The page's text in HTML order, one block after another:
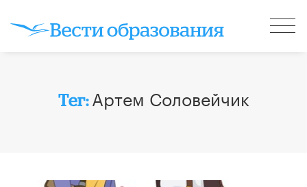
Тег: Артем Соловейчик